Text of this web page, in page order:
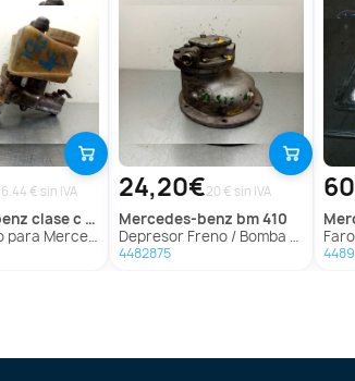
€ sin IVA
clase c (w201) berlina
Benz Clase C (W201) Berlina
24,20€20 € sin IVA
mercedes-benz bm 410
Depresor Freno / Bomba Vacio para Mercedes-Benz Bm 410
4482875
Faro